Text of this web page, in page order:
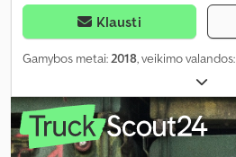
Klausti
Gamybos metai:2018, veikimo valandos: